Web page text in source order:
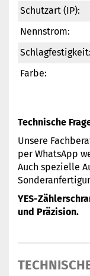
Schutzart (IP):
Nennstrom:
Schlagfestigkeit:
Farbe:
Technische
Unsere
per WhatsApp
Auch spezielle
YES-
und Präzision.